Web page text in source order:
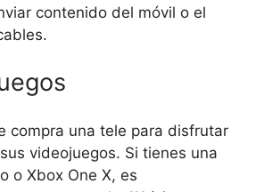
contenido del móvil o el
compra una tele para disfrutar
videojuegos. Si tienes una
o Xbox One X, es